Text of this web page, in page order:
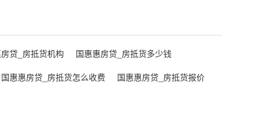
贷_房抵货机构
国惠惠房贷_房抵货多少钱
国惠惠房贷_房抵货怎么收费
国惠惠房贷_房抵货报价